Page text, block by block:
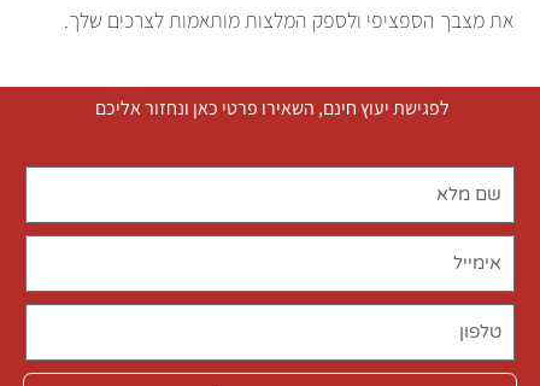
את מצבך הספציפי ולספק המלצות מותאמות לצרכים שלך.
לפגישת יעוץ חינם, השאירו פרטי כאן ונחזור אליכם